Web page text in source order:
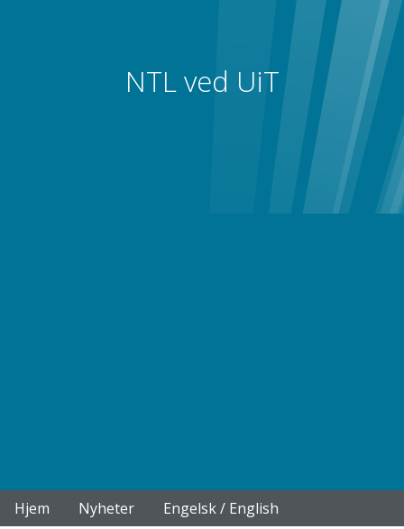
NTL ved UiT
Hjem Nyheter Engelsk / English